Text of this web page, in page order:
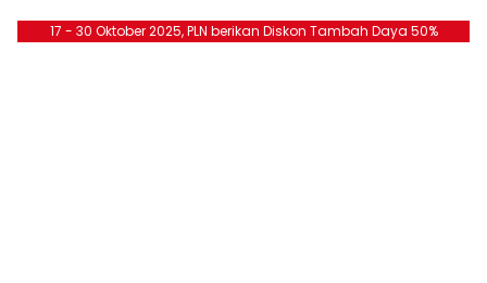
17 - 30 Oktober 2025, PLN berikan Diskon Tambah Daya 50%